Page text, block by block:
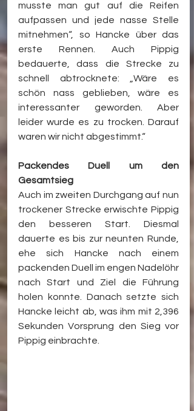
musste man gut auf die Reifen
aufpassen und jede nasse Stelle
mitnehmen“, so Hancke über das
erste Rennen. Auch Pippig
bedauerte, dass die Strecke zu
schnell abtrocknete: „Wäre es
schön nass geblieben, wäre es
interessanter geworden. Aber
leider wurde es zu trocken. Darauf
waren wir nicht abgestimmt.“
Packendes Duell um den
Gesamtsieg
Auch im zweiten Durchgang auf nun
trockener Strecke erwischte Pippig
den besseren Start. Diesmal
dauerte es bis zur neunten Runde,
ehe sich Hancke nach einem
packenden Duell im engen Nadelöhr
nach Start und Ziel die Führung
holen konnte. Danach setzte sich
Hancke leicht ab, was ihm mit 2,396
Sekunden Vorsprung den Sieg vor
Pippig einbrachte.